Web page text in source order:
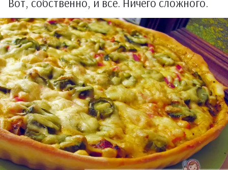
Вот, собственно, и всё. Ничего сложного.